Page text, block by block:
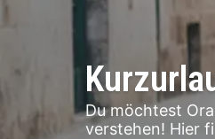
Du möchtest
verstehen! Hier